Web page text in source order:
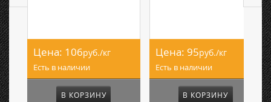
Цена: 106руб./кг
Есть в наличии
В КОРЗИНУ
Цена: 95руб./кг
Есть в наличии
В КОРЗИНУ